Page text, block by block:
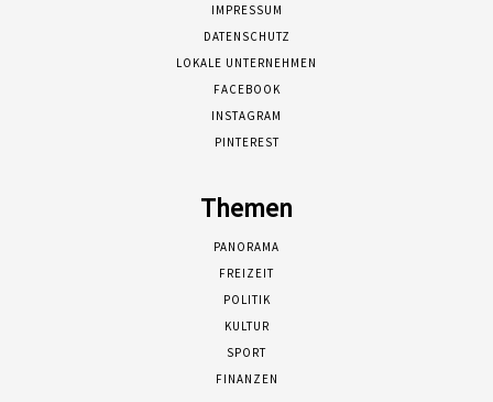
IMPRESSUM
DATENSCHUTZ
LOKALE UNTERNEHMEN
FACEBOOK
INSTAGRAM
PINTEREST
Themen
PANORAMA
FREIZEIT
POLITIK
KULTUR
SPORT
FINANZEN